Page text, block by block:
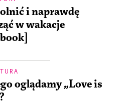
i naprawdę
w wakacje
oglądamy „Love is